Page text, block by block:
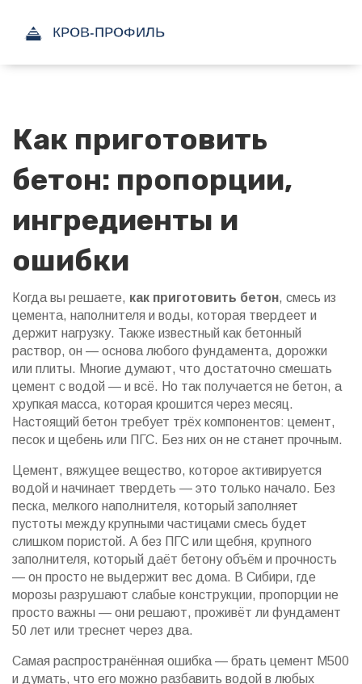
Как приготовить
бетон: пропорции,
ингредиенты и
ошибки
Когда вы решаете, как приготовить бетон, смесь из
цемента, наполнителя и воды, которая твердеет и
держит нагрузку. Также известный как бетонный
раствор, он — основа любого фундамента, дорожки
или плиты. Многие думают, что достаточно смешать
цемент с водой — и всё. Но так получается не бетон, а
хрупкая масса, которая крошится через месяц.
Настоящий бетон требует трёх компонентов: цемент,
песок и щебень или ПГС. Без них он не станет прочным.
Цемент, вяжущее вещество, которое активируется
водой и начинает твердеть — это только начало. Без
песка, мелкого наполнителя, который заполняет
пустоты между крупными частицами смесь будет
слишком пористой. А без ПГС или щебня, крупного
заполнителя, который даёт бетону объём и прочность
— он просто не выдержит вес дома. В Сибири, где
морозы разрушают слабые конструкции, пропорции не
просто важны — они решают, проживёт ли фундамент
50 лет или треснет через два.
Самая распространённая ошибка — брать цемент М500
и думать, что его можно разбавить водой в любых